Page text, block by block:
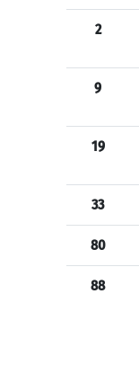
2
9
19
33
80
88